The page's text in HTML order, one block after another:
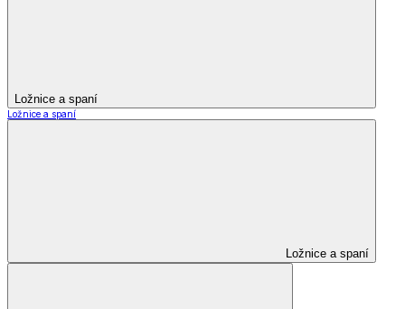
Ložnice a spaní
Ložnice a spaní
Ložnice a spaní